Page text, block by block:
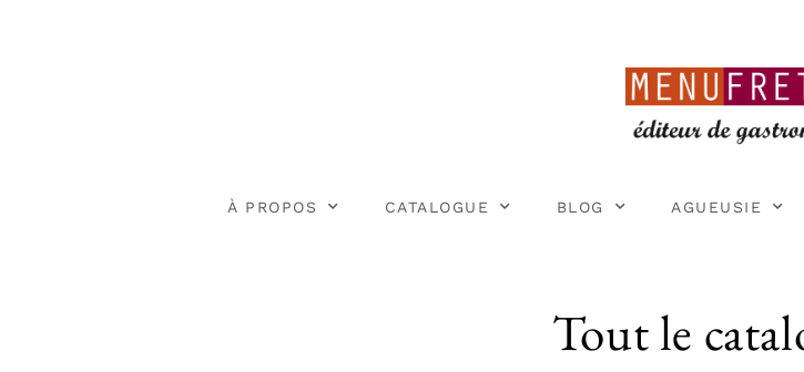
À PROPOS CATALOGUE BLOG AGUEUSIE
Tout le